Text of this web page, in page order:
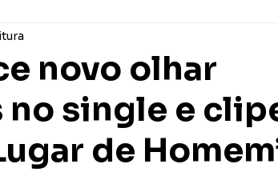
novo olhar
no single e
de